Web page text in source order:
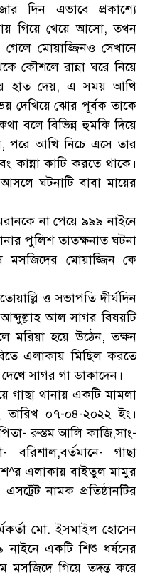
দিন এভাবে প্রকাশ্যে
গিয়ে খেয়ে আসো, তখন
মোয়াজ্জিনও সেখানে
কৌশলে রান্না ঘরে নিয়ে
হাত দেয়, এ সময় আখি
দেখিয়ে ঝোর পূর্বক তাকে
বলে বিভিন্ন হুমকি দিয়ে
পরে আখি নিচে এসে তার
কান্না কাটি করতে থাকে।
ঘটনাটি বাবা মায়ের
না পেয়ে ৯৯৯ নাইনে
পুলিশ তাতক্ষনাত ঘটনা
মসজিদের মোয়াজ্জিন কে
ও সভাপতি দীর্ঘদিন
আল সাগর বিষয়টি
মরিয়া হয়ে উঠেন, তক্ষন
এলাকায় মিছিল করতে
সাগর গা ডাকাদেন।
গাছা থানায় একটি মামলা
০৭-০৪-২০২২ ইং।
রুস্তম আলি কাজি,সাং-
বরিশাল,বর্তমানে- গাছা
এলাকায় বাইতুল মামুর
নামক প্রতিষ্ঠানটির
মো. ইসমাইল হোসেন
নাইনে একটি শিশু ধর্ষনের
মসজিদে গিয়ে তদন্ত করে